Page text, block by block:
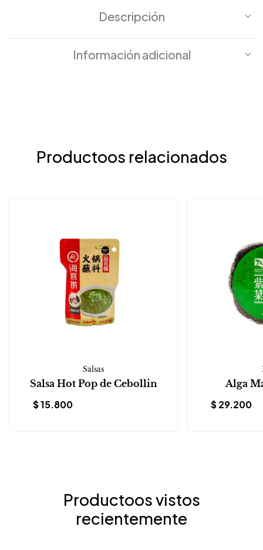
Descripción
Información adicional
Productoos relacionados
Salsas
Salsa Hot Pop de Cebollin
$15.800
Alga
$29.200
Productoos vistos
recientemente